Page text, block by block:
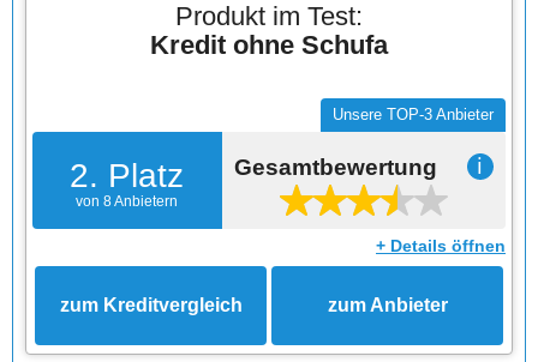
Produkt im Test:
Kredit ohne Schufa
2. Platz
von 8 Anbietern
Unsere TOP-3 Anbieter
Gesamtbewertung ℹ
+ Details öffnen
zum Kreditvergleich zum Anbieter